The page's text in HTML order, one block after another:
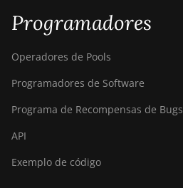
Programadores
Operadores de Pools
Programadores de Software
Programa de Recompensas de Bugs
API
Exemplo de código